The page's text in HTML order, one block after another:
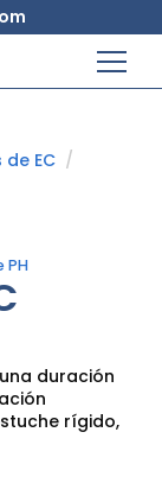
EC
PH
duración
rígido,